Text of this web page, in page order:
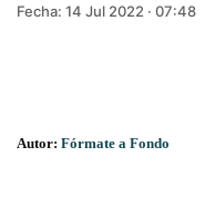
Fecha: 14 Jul 2022 · 07:48
Autor: Fórmate a Fondo